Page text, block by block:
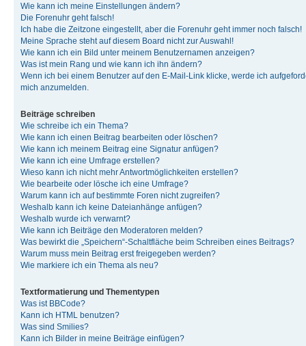
Wie kann ich meine Einstellungen ändern?
Die Forenuhr geht falsch!
Ich habe die Zeitzone eingestellt, aber die Forenuhr geht immer noch falsch!
Meine Sprache steht auf diesem Board nicht zur Auswahl!
Wie kann ich ein Bild unter meinem Benutzernamen anzeigen?
Was ist mein Rang und wie kann ich ihn ändern?
Wenn ich bei einem Benutzer auf den E-Mail-Link klicke, werde ich
mich anzumelden.
Beiträge schreiben
Wie schreibe ich ein Thema?
Wie kann ich einen Beitrag bearbeiten oder löschen?
Wie kann ich meinem Beitrag eine Signatur anfügen?
Wie kann ich eine Umfrage erstellen?
Wieso kann ich nicht mehr Antwortmöglichkeiten erstellen?
Wie bearbeite oder lösche ich eine Umfrage?
Warum kann ich auf bestimmte Foren nicht zugreifen?
Weshalb kann ich keine Dateianhänge anfügen?
Weshalb wurde ich verwarnt?
Wie kann ich Beiträge den Moderatoren melden?
Was bewirkt die „Speichern“-Schaltfläche beim Schreiben eines Beitrags?
Warum muss mein Beitrag erst freigegeben werden?
Wie markiere ich ein Thema als neu?
Textformatierung und Thementypen
Was ist BBCode?
Kann ich HTML benutzen?
Was sind Smilies?
Kann ich Bilder in meine Beiträge einfügen?